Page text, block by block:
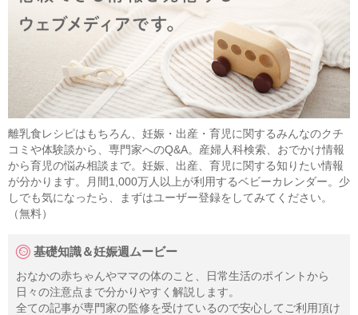
離乳食レシピはもちろん、妊娠・出産・育児に関するみんなのクチ
コミや体験談から、専門家へのQ&A。産婦人科検索、おでかけ情報
から育児の悩み相談まで。妊娠、出産、育児に関する知りたい情報
が分かります。月間1,000万人以上が利用するベビーカレンダー。少
しでも気になったら、まずはユーザー登録をしてみてください。
（無料）
基礎知識＆妊娠週ムービー
おなかの赤ちゃんやママの体のこと、日常生活のポイントから
日々の注意点まで分かりやすく解説します。
全ての記事が専門家の監修を受けているので安心してご利用頂け